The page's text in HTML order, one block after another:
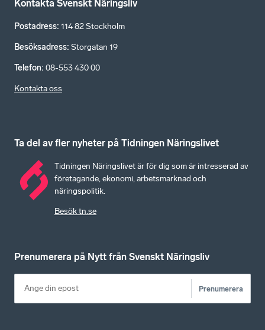
Kontakta Svenskt Näringsliv
Postadress: 114 82 Stockholm
Besöksadress: Storgatan 19
Telefon: 08-553 430 00
Kontakta oss
Ta del av fler nyheter på Tidningen Näringslivet
Tidningen Näringslivet är för dig som är intresserad av
företagande, ekonomi, arbetsmarknad och
näringspolitik.
Besök tn.se
Prenumerera på Nytt från Svenskt Näringsliv
Prenumerera